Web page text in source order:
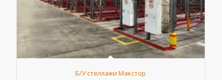
Б/У стеллажи Макстор